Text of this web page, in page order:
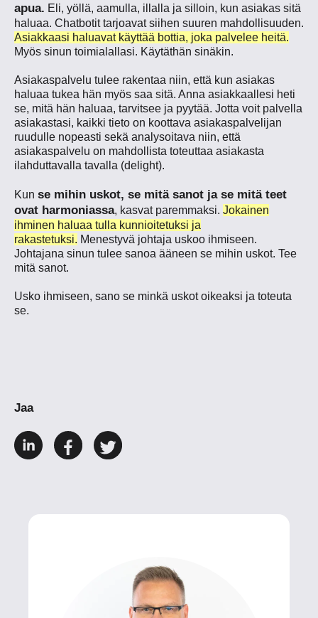
Jaa
apua. Eli, yöllä, aamulla, illalla ja silloin, kun asiakas sitä
haluaa. Chatbotit tarjoavat siihen suuren mahdollisuuden.
Asiakkaasi haluavat käyttää bottia, joka palvelee heitä.
Myös sinun toimialallasi. Käytäthän sinäkin.
Asiakaspalvelu tulee rakentaa niin, että kun asiakas
haluaa tukea hän myös saa sitä. Anna asiakkaallesi heti
se, mitä hän haluaa, tarvitsee ja pyytää. Jotta voit palvella
asiakastasi, kaikki tieto on koottava asiakaspalvelijan
ruudulle nopeasti sekä analysoitava niin, että
asiakaspalvelu on mahdollista toteuttaa asiakasta
ilahduttavalla tavalla (delight).
Kun se mihin uskot, se mitä sanot ja se mitä teet
ovat harmoniassa, kasvat paremmaksi. Jokainen
ihminen haluaa tulla kunnioitetuksi ja
rakastetuksi. Menestyvä johtaja uskoo ihmiseen.
Johtajana sinun tulee sanoa ääneen se mihin uskot. Tee
mitä sanot.
Usko ihmiseen, sano se minkä uskot oikeaksi ja toteuta
se.